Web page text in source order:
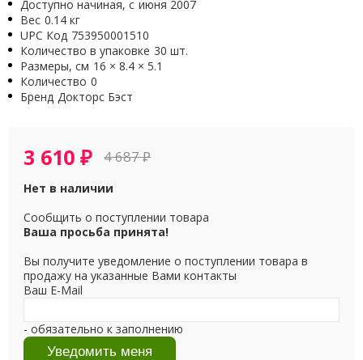
Доступно начиная, с июня 2007
Вес 0.14 кг
UPC Код 753950001510
Количество в упаковке 30 шт.
Размеры, см 16 × 8.4 × 5.1
Количество 0
Бренд Докторс Бэст
3 610₽ 4 687₽
Нет в наличии
Сообщить о поступлении товара
Ваша просьба принята!
Вы получите уведомление о поступлении товара в
продажу на указанные Вами контакты
Ваш E-Mail
- обязательно к заполнению